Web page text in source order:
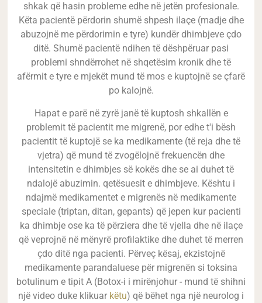
shkak që hasin probleme edhe në jetën profesionale.
Këta pacientë përdorin shumë shpesh ilaçe (madje dhe
abuzojnë me përdorimin e tyre) kundër dhimbjeve çdo
ditë. Shumë pacientë ndihen të dëshpëruar pasi
problemi shndërrohet në shqetësim kronik dhe të
afërmit e tyre e mjekët mund të mos e kuptojnë se çfarë
po kalojnë.
Hapat e parë në zyrë janë të kuptosh shkallën e
problemit të pacientit me migrenë, por edhe t'i bësh
pacientit të kuptojë se ka medikamente (të reja dhe të
vjetra) që mund të zvogëlojnë frekuencën dhe
intensitetin e dhimbjes së kokës dhe se ai duhet të
ndalojë abuzimin. qetësuesit e dhimbjeve. Kështu i
ndajmë medikamentet e migrenës në medikamente
speciale (triptan, ditan, gepants) që jepen kur pacienti
ka dhimbje ose ka të përziera dhe të vjella dhe në ilaçe
që veprojnë në mënyrë profilaktike dhe duhet të merren
çdo ditë nga pacienti. Përveç kësaj, ekzistojnë
medikamente parandaluese për migrenën si toksina
botulinum e tipit A (Botox-i i mirënjohur - mund të shihni
një video duke klikuar këtu) që bëhet nga një neurolog i